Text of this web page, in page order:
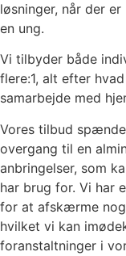
løsninger, når der
en ung.
Vi tilbyder både
flere:1, alt efter
samarbejde med
Vores tilbud
overgang til en
anbringelser, som
har brug for. Vi har
for at afskærme
hvilket vi kan
foranstaltninger i